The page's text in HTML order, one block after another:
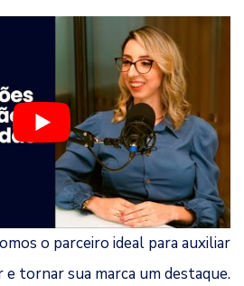
o parceiro ideal para auxiliar
e tornar sua marca um destaque.